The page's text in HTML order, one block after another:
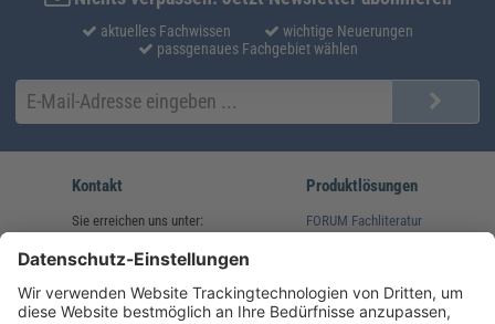
aktuelles Fachwissen
wichtige Neuerungen
passgenaues Fachgebiet wählen
Kontakt
Sie erreichen uns unter:
(08233) 38 11 23
service@forum-verlag.com
Produktlösungen
FORUM Fachliteratur